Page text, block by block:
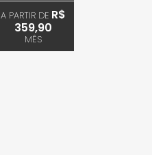
A PARTIR DE R$
359,90
MÊS